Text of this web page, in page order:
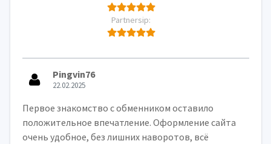
Partnersip:
Pingvin76
22.02.2025
Первое знакомство с обменником оставило
положительное впечатление. Оформление сайта
очень удобное, без лишних наворотов, всё